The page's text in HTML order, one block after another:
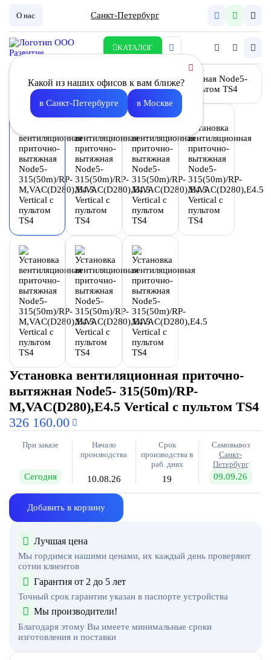
О нас Санкт-Петербург
КАТАЛОГ
Какой из наших офисов к вам ближе?
в Санкт-Петербурге в Москве
Установка вентиляционная приточно-
вытяжная Node5- 315(50m)/RP-
M,VAC(D280),E4.5 Vertical с пультом TS4
326 160.00
При заказе
Сегодня
Начало
производства
10.08.26
Срок
производства в
раб. днях
19
Самовывоз
Санкт-
Петербург
09.09.26
Добавить в корзину
Лучшая цена
Мы гордимся нашими ценами, их каждый день проверяют
сотни клиентов
Гарантия от 2 до 5 лет
Точный срок гарантии указан в паспорте устройства
Мы производители!
Благодаря этому Вы имеете минимальные сроки
изготовления и поставки